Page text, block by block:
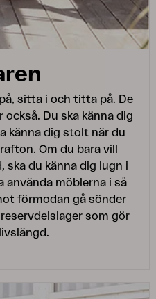
sitta i och titta på. De
Du ska känna dig
känna dig stolt när du
Om du bara vill
ska du känna dig lugn i
använda möblerna i så
förmodan gå sönder
som gör